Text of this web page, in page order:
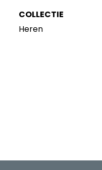
COLLECTIE
Heren